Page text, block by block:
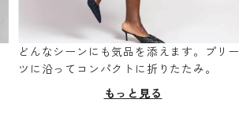
どんなシーンにも気品を添えます。プリー
ツに沿ってコンパクトに折りたたみ。
もっと見る